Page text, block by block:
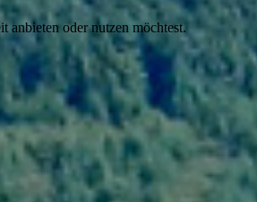
oder nutzen möchtest.